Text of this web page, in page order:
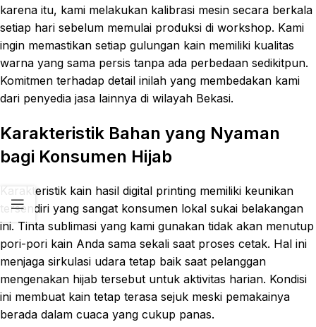
karena itu, kami melakukan kalibrasi mesin secara berkala
setiap hari sebelum memulai produksi di workshop. Kami
ingin memastikan setiap gulungan kain memiliki kualitas
warna yang sama persis tanpa ada perbedaan sedikitpun.
Komitmen terhadap detail inilah yang membedakan kami
dari penyedia jasa lainnya di wilayah Bekasi.
Karakteristik Bahan yang Nyaman
bagi Konsumen Hijab
Karakteristik kain hasil digital printing memiliki keunikan
tersendiri yang sangat konsumen lokal sukai belakangan
ini. Tinta sublimasi yang kami gunakan tidak akan menutup
pori-pori kain Anda sama sekali saat proses cetak. Hal ini
menjaga sirkulasi udara tetap baik saat pelanggan
mengenakan hijab tersebut untuk aktivitas harian. Kondisi
ini membuat kain tetap terasa sejuk meski pemakainya
berada dalam cuaca yang cukup panas.